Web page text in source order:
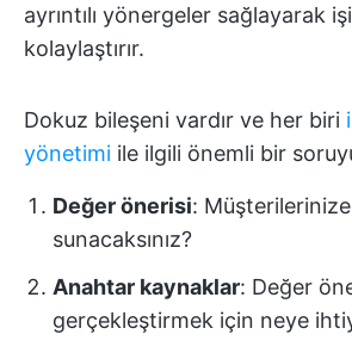
ayrıntılı yönergeler sağlayarak
kolaylaştırır.
Dokuz bileşeni vardır ve her biri
yönetimi ile ilgili önemli bir
Değer önerisi:
sunacaksınız?
Anahtar kaynaklar: Değer
gerçekleştirmek için neye